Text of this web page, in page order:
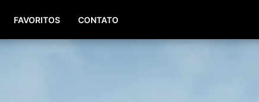
(51) 98196-8290 (51) 3064-0084
FAVORITOS CONTATO